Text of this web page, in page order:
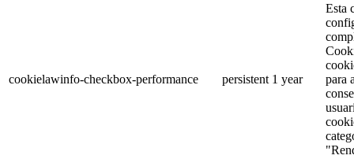
cookielawinfo-checkbox-performance persistent 1 year
Esta
para